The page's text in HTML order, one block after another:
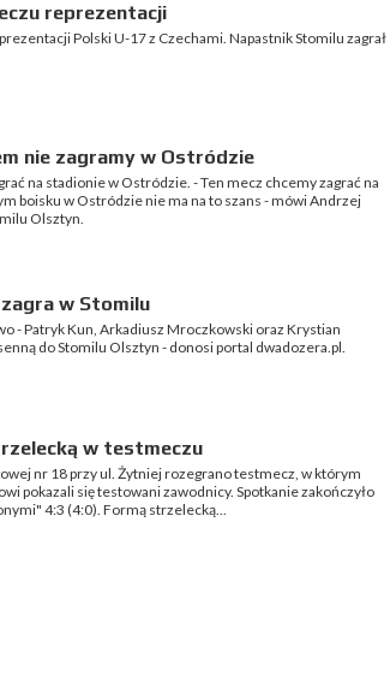
reprezentacji
Polski U-17 z Czechami. Napastnik Stomilu zagrał
nie zagramy w Ostródzie
na stadionie w Ostródzie. - Ten mecz chcemy zagrać na
boisku w Ostródzie nie ma na to szans - mówi Andrzej
Olsztyn.
w Stomilu
- Patryk Kun, Arkadiusz Mroczkowski oraz Krystian
do Stomilu Olsztyn - donosi portal dwadozera.pl.
w testmeczu
nr 18 przy ul. Żytniej rozegrano testmecz, w którym
pokazali się testowani zawodnicy. Spotkanie zakończyło
4:3 (4:0). Formą strzelecką...